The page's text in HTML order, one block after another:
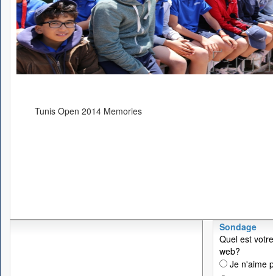
Tunis Open 2014 Memories
Sondage
Quel est
web?
Je n'aime